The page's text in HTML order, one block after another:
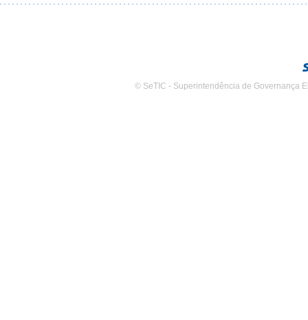
© SeTIC - Superintendência de Governança